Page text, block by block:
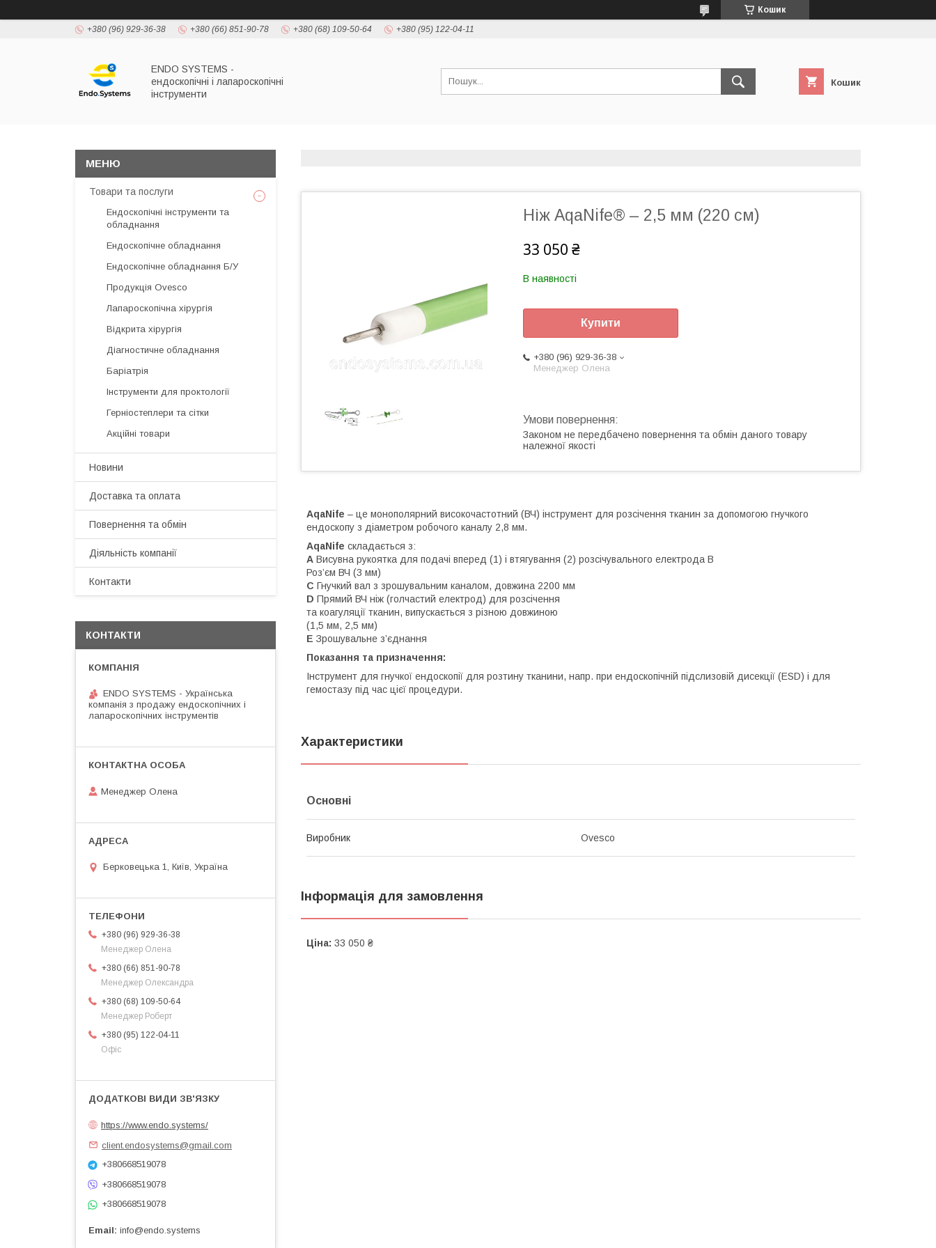
Кошик
+380 (96) 929-36-38 +380 (66) 851-90-78 +380 (68) 109-50-64 +380 (95) 122-04-11
ENDO SYSTEMS -
ендоскопічні і лапароскопічні
інструменти
Кошик
Ніж AqaNife® – 2,5 мм (220 см)
33 050 ₴
В наявності
Купити
+380 (96) 929-36-38
Менеджер Олена
Законом не передбачено повернення та обмін даного товару
належної якості
AqaNife – це монополярний високочастотний (ВЧ) інструмент для розсічення тканин за допомогою гнучкого
ендоскопу з діаметром робочого каналу 2,8 мм.
AqaNife складається з:
A Висувна рукоятка для подачі вперед (1) і втягування (2) розсічувального електрода B
Роз’єм ВЧ (3 мм)
C Гнучкий вал з зрошувальним каналом, довжина 2200 мм
D Прямий ВЧ ніж (голчастий електрод) для розсічення
та коагуляції тканин, випускається з різною довжиною
(1,5 мм, 2,5 мм)
E Зрошувальне з’єднання
Показання та призначення:
Інструмент для гнучкої ендоскопії для розтину тканини, напр. при ендоскопічній підслизовій дисекції (ESD) і для
гемостазу під час цієї процедури.
Характеристики
Основні
Виробник Ovesco
Інформація для замовлення
Ціна: 33 050 ₴
Товари та послуги
Ендоскопічні інструменти та
обладнання
Ендоскопічне обладнання
Ендоскопічне обладнання Б/У
Продукція Ovesco
Лапароскопічна хірургія
Відкрита хірургія
Діагностичне обладнання
Баріатрія
Інструменти для проктології
Герніостеплери та сітки
Акційні товари
Новини
Доставка та оплата
Повернення та обмін
Діяльність компанії
Контакти
КОНТАКТИ
ENDO SYSTEMS - Українська
компанія з продажу ендоскопічних і
лапароскопічних інструментів
Менеджер Олена
Берковецька 1, Київ, Україна
+380 (96) 929-36-38
Менеджер Олена
+380 (66) 851-90-78
Менеджер Олександра
+380 (68) 109-50-64
Менеджер Роберт
+380 (95) 122-04-11
Офіс
https://www.endo.systems/
client.endosystems@gmail.com
+380668519078
+380668519078
+380668519078
Email info@endo.systems